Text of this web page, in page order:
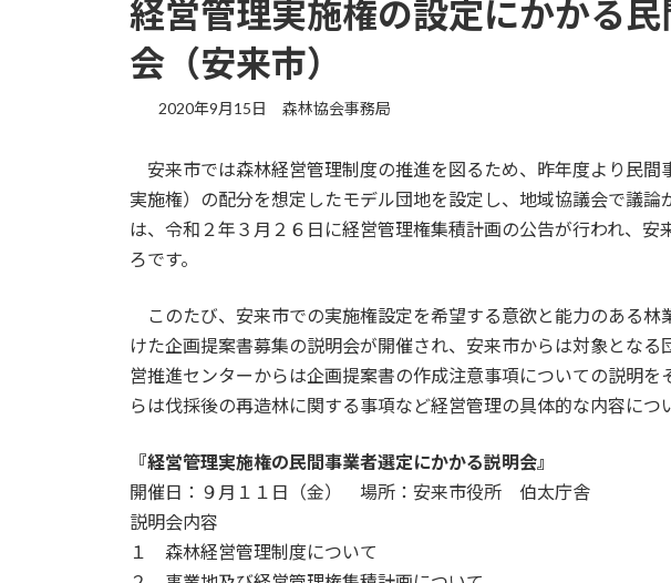
経営管理実施権の設定にかかる
会（安来市）
2020年9月15日 森林協会事務局
安来市では森林経営管理制度の推進を図るため、昨年度より民間
実施権）の配分を想定したモデル団地を設定し、地域協議会で議論
は、令和２年３月２６日に経営管理権集積計画の公告が行われ、安
ろです。
このたび、安来市での実施権設定を希望する意欲と能力のある林
けた企画提案書募集の説明会が開催され、安来市からは対象とな
営推進センターからは企画提案書の作成注意事項についての説明
らは伐採後の再造林に関する事項など経営管理の具体的な内容につ
『経営管理実施権の民間事業者選定にかかる説明会』
開催日：９月１１日（金） 場所：安来市役所 伯太庁舎
説明会内容
１ 森林経営管理制度について